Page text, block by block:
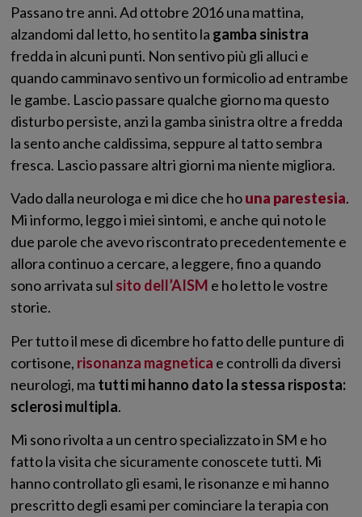
Passano tre anni. Ad ottobre 2016 una mattina,
alzandomi dal letto, ho sentito la gamba sinistra
fredda in alcuni punti. Non sentivo più gli alluci e
quando camminavo sentivo un formicolio ad entrambe
le gambe. Lascio passare qualche giorno ma questo
disturbo persiste, anzi la gamba sinistra oltre a fredda
la sento anche caldissima, seppure al tatto sembra
fresca. Lascio passare altri giorni ma niente migliora.
Vado dalla neurologa e mi dice che houna parestesia.
Mi informo, leggo i miei sintomi, e anche qui noto le
due parole che avevo riscontrato precedentemente e
allora continuo a cercare, a leggere, fino a quando
sono arrivata sul sito dell’AISM e ho letto le vostre
storie.
Per tutto il mese di dicembre ho fatto delle punture di
cortisone, risonanza magnetica e controlli da diversi
neurologi, ma tutti mi hanno dato la stessa risposta:
sclerosi multipla.
Mi sono rivolta a un centro specializzato in SM e ho
fatto la visita che sicuramente conoscete tutti. Mi
hanno controllato gli esami, le risonanze e mi hanno
prescritto degli esami per cominciare la terapia con